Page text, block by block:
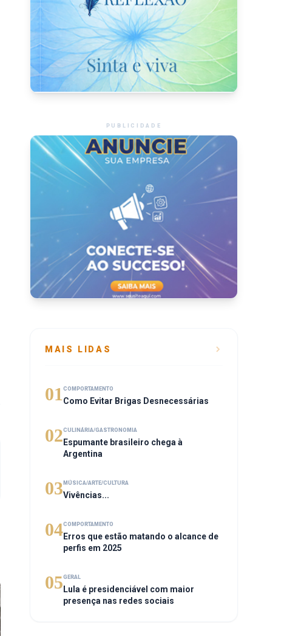
PUBLICIDADE
MAIS LIDAS
01 COMPORTAMENTO
Como Evitar Brigas Desnecessárias
02CULINÁRIA/GASTRONOMIA
Espumante brasileiro chega à
Argentina
03 MÚSICA/ARTE/CULTURA
Vivências...
04COMPORTAMENTO
Erros que estão matando o alcance de
perfis em 2025
05GERAL
Lula é presidenciável com maior
presença nas redes sociais